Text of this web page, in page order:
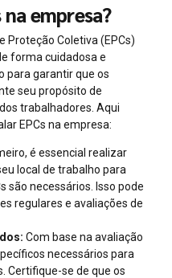
empresa?
Proteção Coletiva (EPCs)
forma cuidadosa e
para garantir que os
seu propósito de
trabalhadores. Aqui
EPCs na empresa:
é essencial realizar
local de trabalho para
são necessários. Isso pode
regulares e avaliações de
Com base na avaliação
necessários para
Certifique-se de que os